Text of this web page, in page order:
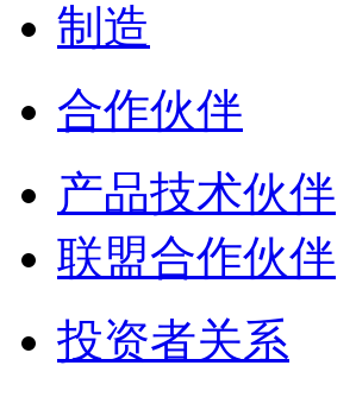
制造
合作伙伴
产品技术伙伴
联盟合作伙伴
投资者关系